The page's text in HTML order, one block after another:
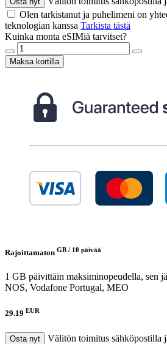
Olen tarkistanut ja puhelimeni on
teknologian kanssa Tarkista tästä
Kuinka monta eSIMiä tarvitset?
Maksa kortilla
Rajoittamaton GB / 10 päivää
1 GB päivittäin maksiminopeudella, sen
NOS, Vodafone Portugal, MEO
29.19 EUR
Osta nyt
Välitön toimitus sähköpostilla